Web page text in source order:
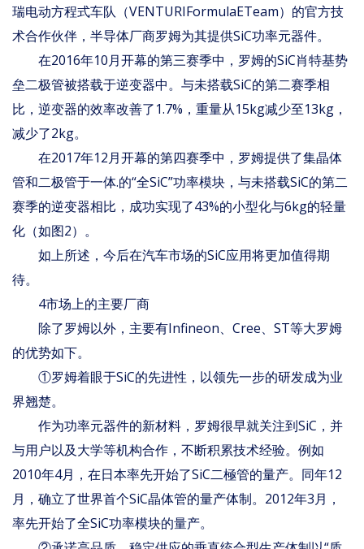
瑞电动方程式车队（VENTURIFormulaETeam）的官方技
术合作伙伴，半导体厂商罗姆为其提供SiC功率元器件。
在2016年10月开幕的第三赛季中，罗姆的SiC肖特基势
垒二极管被搭载于逆变器中。与未搭载SiC的第二赛季相
比，逆变器的效率改善了1.7%，重量从15kg减少至13kg，
减少了2kg。
在2017年12月开幕的第四赛季中，罗姆提供了集晶体
管和二极管于一体.的“全SiC”功率模块，与未搭载SiC的第二
赛季的逆变器相比，成功实现了43%的小型化与6kg的轻量
化（如图2）。
如上所述，今后在汽车市场的SiC应用将更加值得期
待。
4市场上的主要厂商
除了罗姆以外，主要有Infineon、Cree、ST等大罗姆
的优势如下。
①罗姆着眼于SiC的先进性，以领先一步的研发成为业
界翘楚。
作为功率元器件的新材料，罗姆很早就关注到SiC，并
与用户以及大学等机构合作，不断积累技术经验。例如
2010年4月，在日本率先开始了SiC二極管的量产。同年12
月，确立了世界首个SiC晶体管的量产体制。2012年3月，
率先开始了全SiC功率模块的量产。